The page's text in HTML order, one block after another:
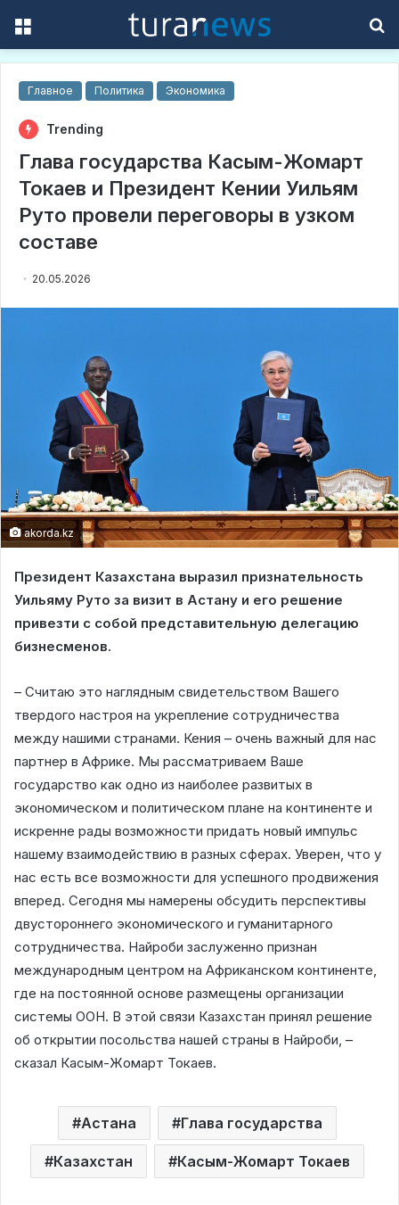
Главное Политика Экономика
Trending
Глава государства Касым-Жомарт
Токаев и Президент Кении Уильям
Руто провели переговоры в узком
составе
20.05.2026
akorda.kz
Президент Казахстана выразил признательность
Уильяму Руто за визит в Астану и его решение
привезти с собой представительную делегацию
бизнесменов.
– Считаю это наглядным свидетельством Вашего
твердого настроя на укрепление сотрудничества
между нашими странами. Кения – очень важный для нас
партнер в Африке. Мы рассматриваем Ваше
государство как одно из наиболее развитых в
экономическом и политическом плане на континенте и
искренне рады возможности придать новый импульс
нашему взаимодействию в разных сферах. Уверен, что у
нас есть все возможности для успешного продвижения
вперед. Сегодня мы намерены обсудить перспективы
двустороннего экономического и гуманитарного
сотрудничества. Найроби заслуженно признан
международным центром на Африканском континенте,
где на постоянной основе размещены организации
системы ООН. В этой связи Казахстан принял решение
об открытии посольства нашей страны в Найроби, –
сказал Касым-Жомарт Токаев.
Астана Глава государства
Казахстан Касым-Жомарт Токаев